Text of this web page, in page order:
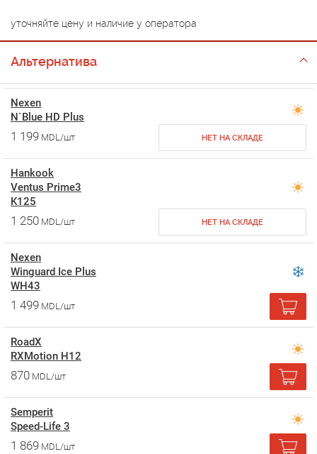
уточняйте цену и наличие у оператора
Альтернатива
Nexen
N`Blue HD Plus
1 199 MDL/шт НЕТ НА СКЛАДЕ
Hankook
Ventus Prime3
K125
1 250 MDL/шт НЕТ НА СКЛАДЕ
Nexen
Winguard Ice Plus
WH43
1 499 MDL/шт
RoadX
RXMotion H12
870 MDL/шт
Semperit
Speed-Life 3
1 869 MDL/шт